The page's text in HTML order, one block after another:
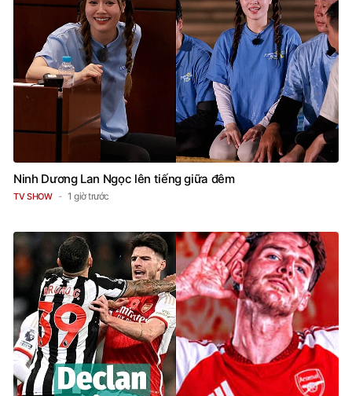
Ninh Dương Lan Ngọc lên tiếng giữa đêm
TV SHOW 1 giờ trước